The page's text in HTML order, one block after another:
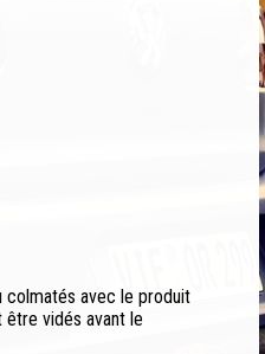
colmatés avec le produit
vidés avant le